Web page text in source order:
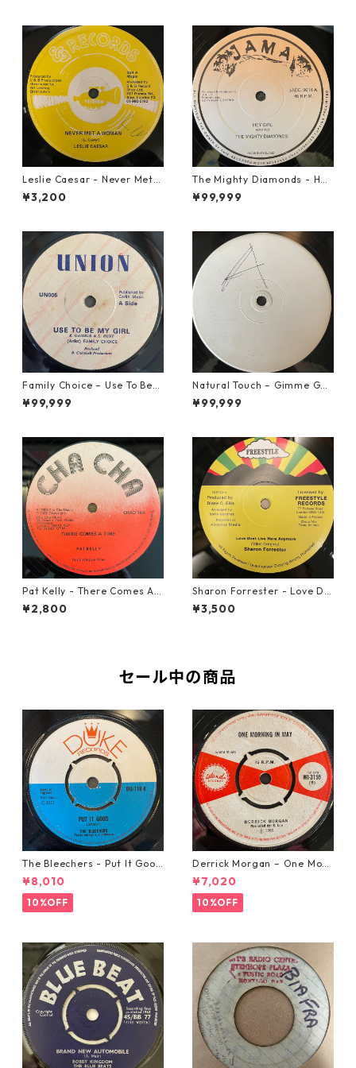
Leslie Caesar - Never Met A
Woman【12-50067】
¥3,200
The Mighty Diamonds - Hey
Girl【12-50053】
¥99,999
Family Choice – Use To Be
My Girl【7-22004】
¥99,999
Natural Touch – Gimme Goo
d Loving【12-50055】
¥99,999
Pat Kelly - There Comes A T
ime【12-50057】
¥2,800
Sharon Forrester - Love Do
n't Live Here Anymore【12-
50068】
¥3,500
セール中の商品
The Bleechers - Put It Good
【7-21637】
¥8,010
10%OFF
Derrick Morgan – One Morn
ing In May【7-21653】
¥7,020
10%OFF